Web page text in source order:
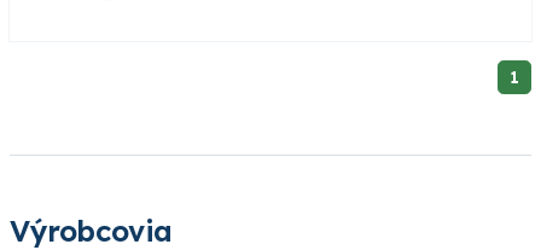
1
Výrobcovia